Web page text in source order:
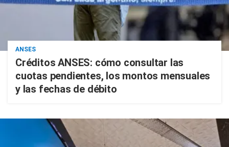
ANSES
Créditos ANSES: cómo consultar las
cuotas pendientes, los montos mensuales
y las fechas de débito